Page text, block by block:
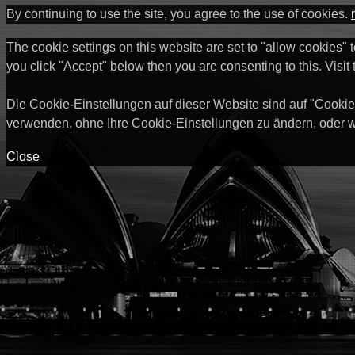
By continuing to use the site, you agree to the use of cookies.
The cookie settings on this website are set to "allow
you click "Accept" below then you are consenting to this. Visit
Die Cookie-Einstellungen auf dieser Website sind auf
verwenden, ohne Ihre Cookie-Einstellungen zu ändern,
Close